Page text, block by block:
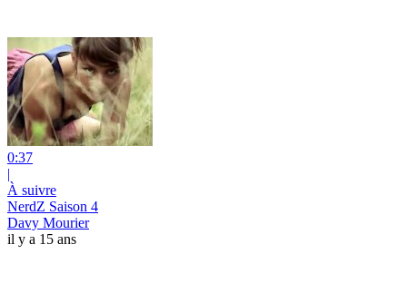
0:37
|
À suivre
NerdZ Saison 4
Davy Mourier
il y a 15 ans